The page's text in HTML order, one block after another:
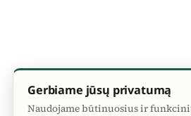
Gerbiame jūsų privatumą
Naudojame būtinuosius ir